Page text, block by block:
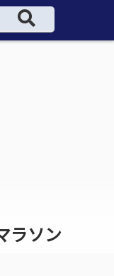
ラソン